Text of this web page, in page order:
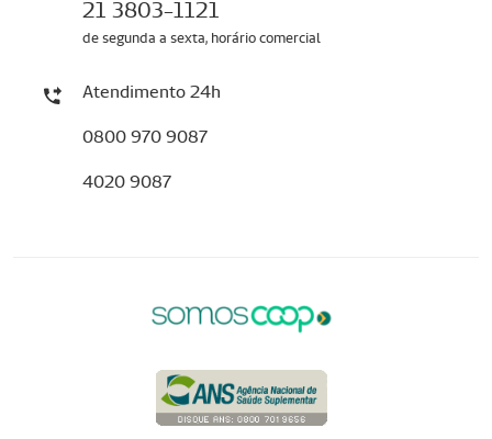
21 3803-1121
de segunda a sexta, horário comercial
Atendimento 24h
0800 970 9087
4020 9087